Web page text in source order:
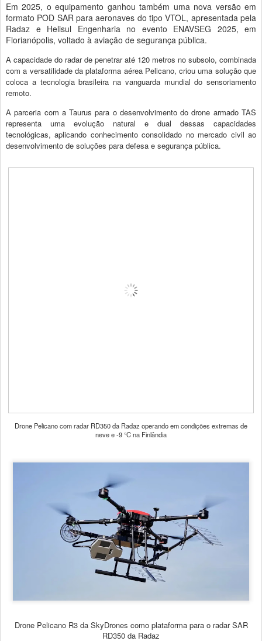
Em 2025, o equipamento ganhou também uma nova versão em
formato POD SAR para aeronaves do tipo VTOL, apresentada pela
Radaz e Helisul Engenharia no evento ENAVSEG 2025, em
Florianópolis, voltado à aviação de segurança pública.
A capacidade do radar de penetrar até 120 metros no subsolo, combinada
com a versatilidade da plataforma aérea Pelicano, criou uma solução que
coloca a tecnologia brasileira na vanguarda mundial do sensoriamento
remoto.
A parceria com a Taurus para o desenvolvimento do drone armado TAS
representa uma evolução natural e dual dessas capacidades
tecnológicas, aplicando conhecimento consolidado no mercado civil ao
desenvolvimento de soluções para defesa e segurança pública.
Drone Pelicano com radar RD350 da Radaz operando em condições extremas de
neve e -9 °C na Finlândia
Drone Pelicano R3 da SkyDrones como plataforma para o radar SAR
RD350 da Radaz